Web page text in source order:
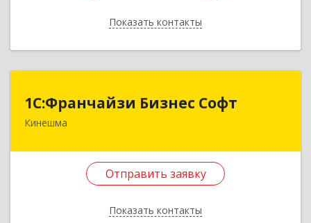
Показать контакты
1С:Франчайзи Бизнес Софт
Кинешма
Отправить заявку
Показать контакты
1С:Франчайзи Бизнес Софт
155800, Ивановская обл, Кинешма г, Жуковская
Отправить заявку